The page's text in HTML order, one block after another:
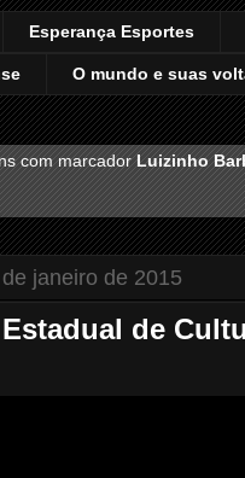
Esperança Esportes
O mundo e suas
com marcadorLuizinho
janeiro de 2015
de